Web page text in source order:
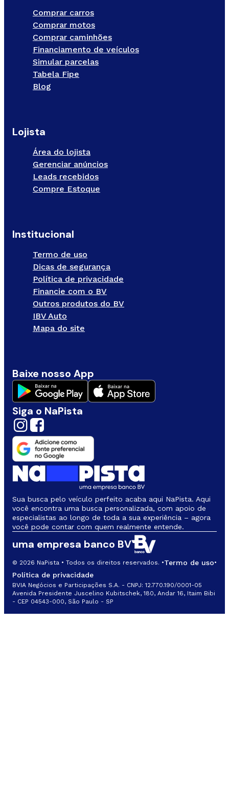
Comprar carros
Comprar motos
Comprar caminhões
Financiamento de veículos
Simular parcelas
Tabela Fipe
Blog
Lojista
Área do lojista
Gerenciar anúncios
Leads recebidos
Compre Estoque
Institucional
Termo de uso
Dicas de segurança
Política de privacidade
Financie com o BV
Outros produtos do BV
IBV Auto
Mapa do site
Baixe nosso App
Siga o NaPista
Sua busca pelo veículo perfeito acaba aqui NaPista. Aqui
você encontra uma busca personalizada, com apoio de
especialistas ao longo de toda a sua experiência – agora
você pode contar com quem realmente entende.
© 2026 NaPista • Todos os direitos reservados. •Termo de uso•
Política de privacidade
BVIA Negócios e Participações S.A. - CNPJ: 12.770.190/0001-05
Avenida Presidente Juscelino Kubitschek, 180, Andar 16, Itaim Bibi
- CEP 04543-000, São Paulo - SP
uma empresa banco BV